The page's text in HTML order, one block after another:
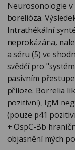
Neurosonologie v
borelióza.
Intrathékální
neprokázána,
a séru (5) ve
svědčí pro
pasivním
příloze. Borrelia
pozitivní), IgM
(pouze p41
+ OspC-Bb
objasnění mých